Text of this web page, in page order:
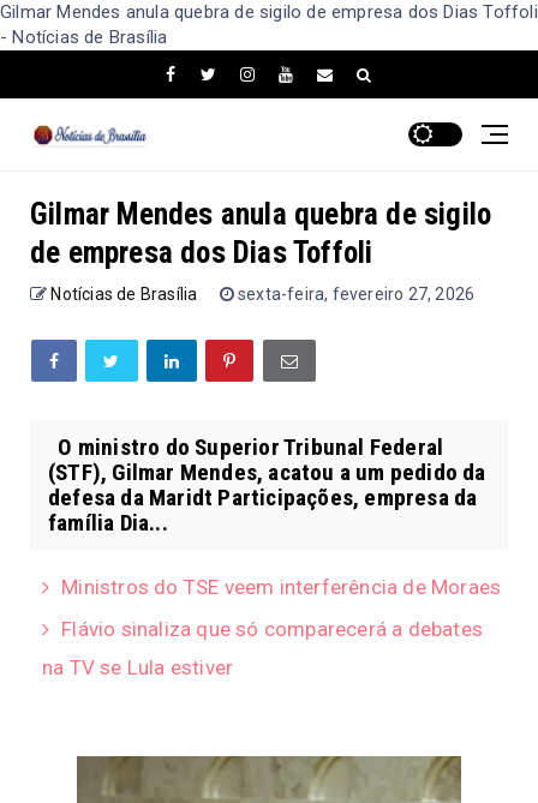
Gilmar Mendes anula quebra de sigilo de empresa dos Dias Toffoli
- Notícias de Brasília
Gilmar Mendes anula quebra de sigilo
de empresa dos Dias Toffoli
Notícias de Brasília sexta-feira, fevereiro 27, 2026
O ministro do Superior Tribunal Federal
(STF), Gilmar Mendes, acatou a um pedido da
defesa da Maridt Participações, empresa da
família Dia...
Ministros do TSE veem interferência de Moraes
Flávio sinaliza que só comparecerá a debates
na TV se Lula estiver